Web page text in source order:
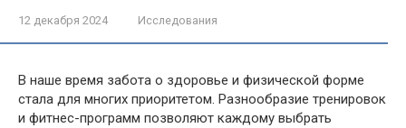
12 декабря 2024 Исследования
В наше время забота о здоровье и физической форме
стала для многих приоритетом. Разнообразие тренировок
и фитнес-программ позволяют каждому выбрать